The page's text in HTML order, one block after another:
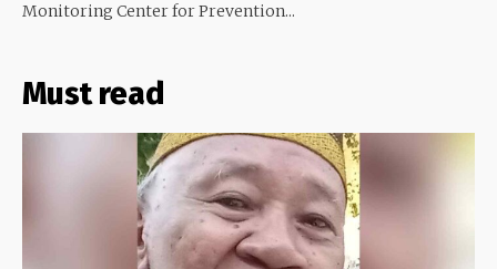
Monitoring Center for Prevention...
Must read